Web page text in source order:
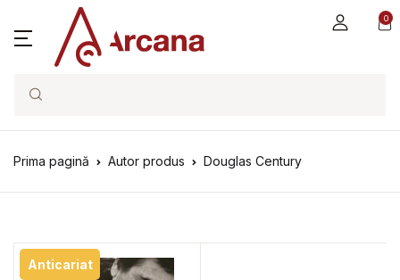
0
Search
Prima pagină Autor produs Douglas Century
Anticariat